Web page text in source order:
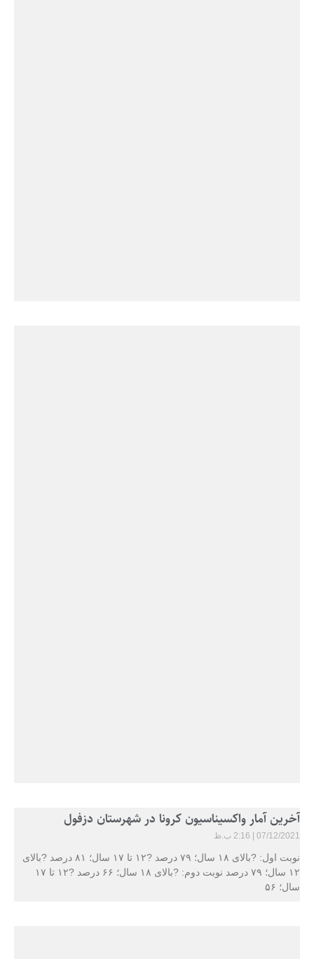
آخرین آمار واکسیناسیون کرونا در شهرستان دزفول
07/12/2021 2:16 ب.ظ
نوبت اول: ?بالای ۱۸ سال؛ ۷۹ درصد ?۱۲ تا ۱۷ سال؛ ۸۱ درصد ?بالای
۱۲ سال؛ ۷۹ درصد نوبت دوم: ?بالای ۱۸ سال؛ ۶۶ درصد ?۱۲ تا ۱۷
سال؛ ۵۶